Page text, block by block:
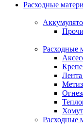
Расходные
Расходные
Расходные